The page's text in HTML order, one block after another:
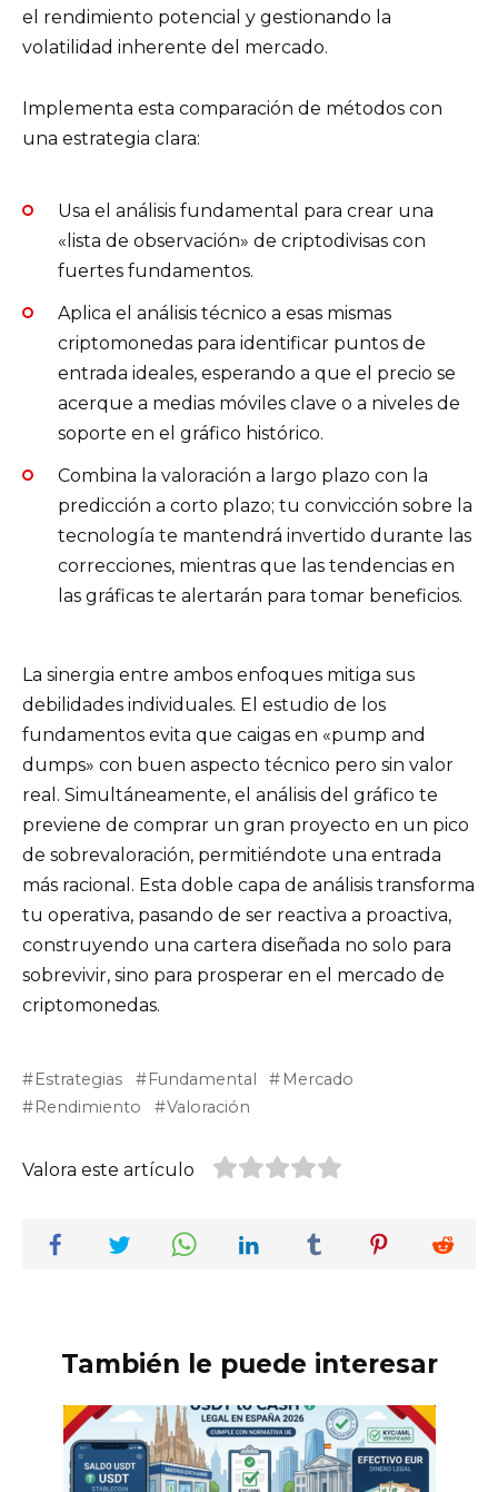
el rendimiento potencial y gestionando la
volatilidad inherente del mercado.
Implementa esta comparación de métodos con
una estrategia clara:
Usa el análisis fundamental para crear una
«lista de observación» de criptodivisas con
fuertes fundamentos.
Aplica el análisis técnico a esas mismas
criptomonedas para identificar puntos de
entrada ideales, esperando a que el precio se
acerque a medias móviles clave o a niveles de
soporte en el gráfico histórico.
Combina la valoración a largo plazo con la
predicción a corto plazo; tu convicción sobre la
tecnología te mantendrá invertido durante las
correcciones, mientras que las tendencias en
las gráficas te alertarán para tomar beneficios.
La sinergia entre ambos enfoques mitiga sus
debilidades individuales. El estudio de los
fundamentos evita que caigas en «pump and
dumps» con buen aspecto técnico pero sin valor
real. Simultáneamente, el análisis del gráfico te
previene de comprar un gran proyecto en un pico
de sobrevaloración, permitiéndote una entrada
más racional. Esta doble capa de análisis transforma
tu operativa, pasando de ser reactiva a proactiva,
construyendo una cartera diseñada no solo para
sobrevivir, sino para prosperar en el mercado de
criptomonedas.
Estrategias Fundamental
Mercado
Rendimiento
Valoración
Valora este artículo
También le puede interesar